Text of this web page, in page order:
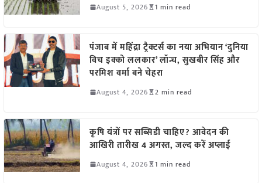
August 5, 2026 1 min read
पंजाब में महिंद्रा ट्रैक्टर्स का नया अभियान ‘दुनिया
विच इक्को ललकार’ लॉन्च, सुखबीर सिंह और
परमिश वर्मा बने चेहरा
August 4, 2026 2 min read
कृषि यंत्रों पर सब्सिडी चाहिए? आवेदन की
आखिरी तारीख 4 अगस्त, जल्द करें अप्लाई
August 4, 2026 1 min read